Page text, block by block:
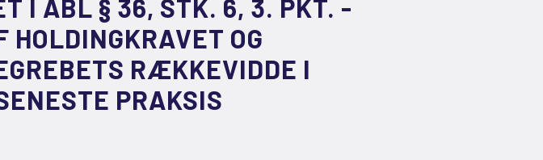
I ABL § 36, STK. 6, 3. PKT. -
HOLDINGKRAVET OG
RÆKKEVIDDE I
PRAKSIS